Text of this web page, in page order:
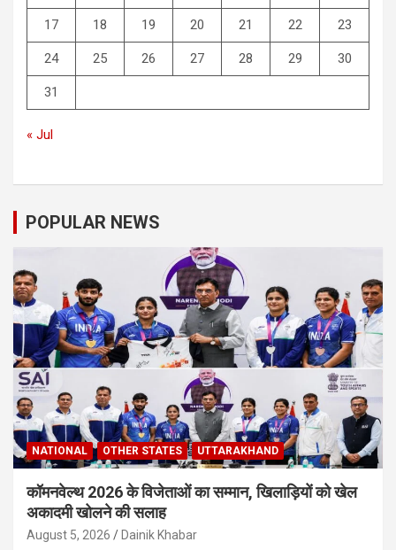
17 18 19 20 21 22 23
24 25 26 27 28 29 30
31
« Jul
POPULAR NEWS
NATIONAL OTHER STATES UTTARAKHAND
कॉमनवेल्थ 2026 के विजेताओं का सम्मान, खिलाड़ियों को खेल
अकादमी खोलने की सलाह
August 5, 2026 Dainik Khabar